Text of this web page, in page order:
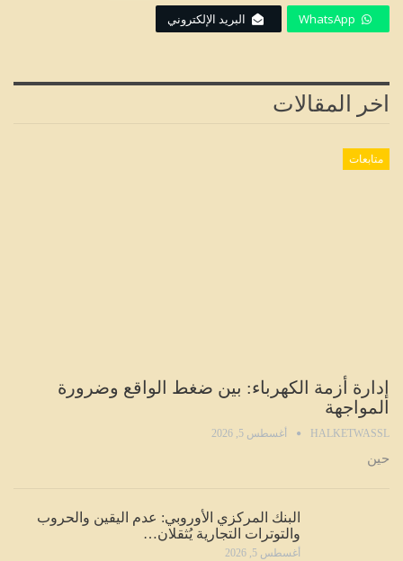
WhatsApp البريد الإلكتروني
اخر المقالات
متابعات
إدارة أزمة الكهرباء: بين ضغط الواقع وضرورة
المواجهة
HALKETWASSL أغسطس 5, 2026
حين
البنك المركزي الأوروبي: عدم اليقين والحروب
والتوترات التجارية يُثقلان…
أغسطس 5, 2026